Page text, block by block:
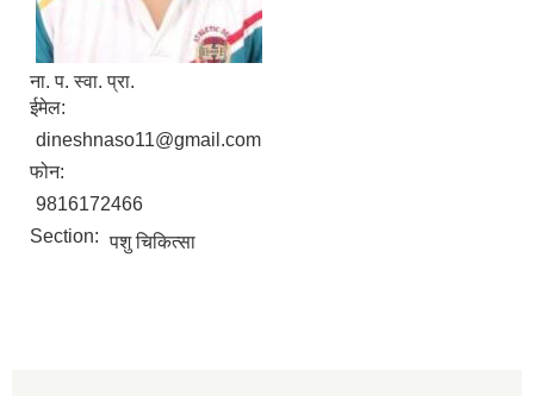
ना. प. स्वा. प्रा.
ईमेल:
dineshnaso11@gmail.com
फोन:
9816172466
Section: पशु चिकित्सा